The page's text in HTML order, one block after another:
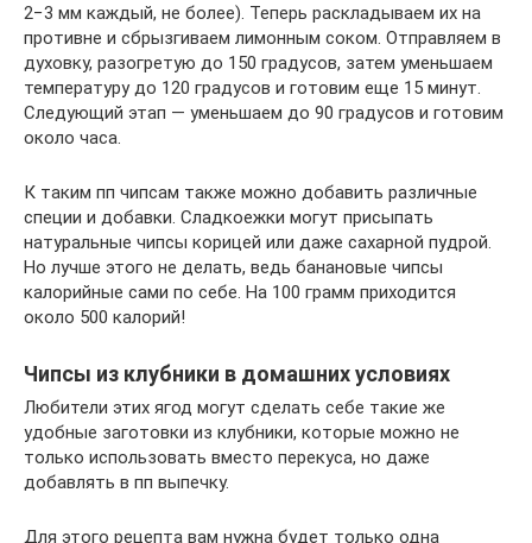
2−3 мм каждый, не более). Теперь раскладываем их на
противне и сбрызгиваем лимонным соком. Отправляем в
духовку, разогретую до 150 градусов, затем уменьшаем
температуру до 120 градусов и готовим еще 15 минут.
Следующий этап — уменьшаем до 90 градусов и готовим
около часа.
К таким пп чипсам также можно добавить различные
специи и добавки. Сладкоежки могут присыпать
натуральные чипсы корицей или даже сахарной пудрой.
Но лучше этого не делать, ведь банановые чипсы
калорийные сами по себе. На 100 грамм приходится
около 500 калорий!
Чипсы из клубники в домашних условиях
Любители этих ягод могут сделать себе такие же
удобные заготовки из клубники, которые можно не
только использовать вместо перекуса, но даже
добавлять в пп выпечку.
Для этого рецепта вам нужна будет только одна